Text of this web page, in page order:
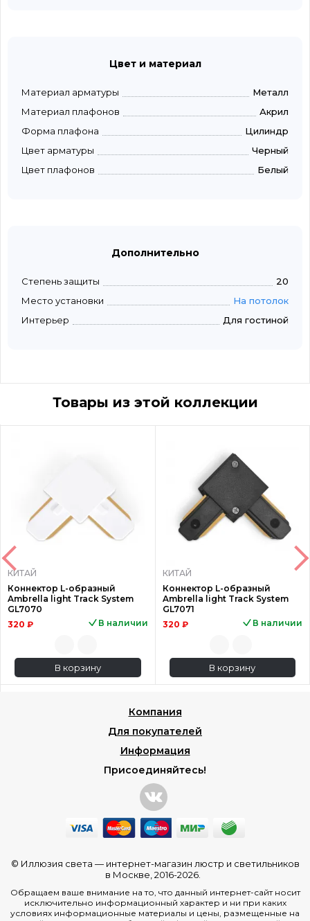
Цвет и материал
Материал арматуры
Металл
Материал плафонов
Акрил
Форма плафона
Цилиндр
Цвет арматуры
Черный
Цвет плафонов
Белый
Дополнительно
Степень защиты
20
Место установки
На потолок
Интерьер
Для гостиной
Товары из этой коллекции
КИТАЙ
Коннектор L-образный
Ambrella light Track System
GL7070
320 ₽
В наличии
В корзину
КИТАЙ
Коннектор L-образный
Ambrella light Track System
GL7071
320 ₽
В наличии
В корзину
Компания
Для покупателей
Информация
Присоединяйтесь!
© Иллюзия света — интернет-магазин люстр и светильников
в Москве , 2016-2026.
Обращаем ваше внимание на то, что данный интернет-сайт носит
исключительно информационный характер и ни при каких
условиях информационные материалы и цены, размещенные на